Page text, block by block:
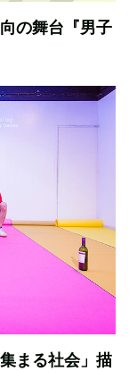
の舞台『男子
まる社会」描